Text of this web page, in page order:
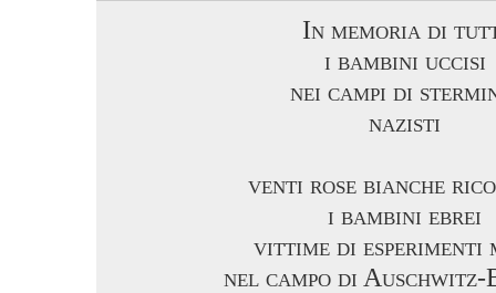
In memoria di
i bambini uccisi
nei campi di
nazisti
venti rose bianche
i bambini ebrei
vittime di esperimenti
nel campo di